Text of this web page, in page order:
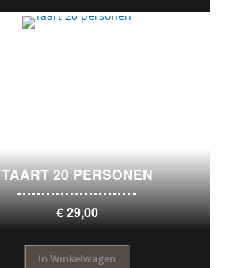
TAART 20 PERSONEN
€ 29,00
In Winkelwagen